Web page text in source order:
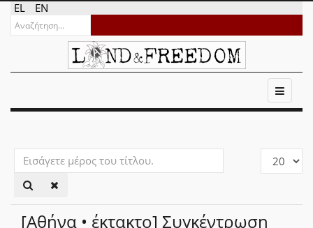
EL EN
Εισάγετε
μέρος
του
τίτλου.
Εμφάνιση
[Αθήνα • έκτακτο] Συγκέντρωση